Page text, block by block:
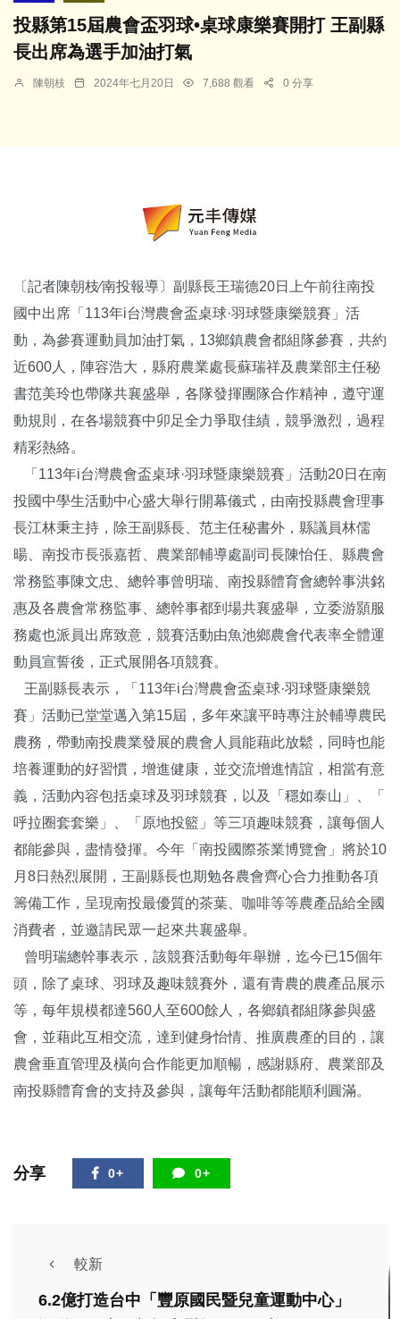
投縣第15屆農會盃羽球•桌球康樂賽開打 王副縣
長出席為選手加油打氣
陳朝枝 2024年七月20日 7,688 觀看 0 分享
〔記者陳朝枝∕南投報導〕副縣長王瑞德20日上午前往南投
國中出席「113年i台灣農會盃桌球·羽球暨康樂競賽」活
動，為參賽運動員加油打氣，13鄉鎮農會都組隊參賽，共約
近600人，陣容浩大，縣府農業處長蘇瑞祥及農業部主任秘
書范美玲也帶隊共襄盛舉，各隊發揮團隊合作精神，遵守運
動規則，在各場競賽中卯足全力爭取佳績，競爭激烈，過程
精彩熱絡。
「113年i台灣農會盃桌球·羽球暨康樂競賽」活動20日在南
投國中學生活動中心盛大舉行開幕儀式，由南投縣農會理事
長江林秉主持，除王副縣長、范主任秘書外，縣議員林儒
暘、南投市長張嘉哲、農業部輔導處副司長陳怡任、縣農會
常務監事陳文忠、總幹事曾明瑞、南投縣體育會總幹事洪銘
惠及各農會常務監事、總幹事都到場共襄盛舉，立委游顥服
務處也派員出席致意，競賽活動由魚池鄉農會代表率全體運
動員宣誓後，正式展開各項競賽。
王副縣長表示，「113年i台灣農會盃桌球·羽球暨康樂競
賽」活動已堂堂邁入第15屆，多年來讓平時專注於輔導農民
農務，帶動南投農業發展的農會人員能藉此放鬆，同時也能
培養運動的好習慣，增進健康，並交流增進情誼，相當有意
義，活動內容包括桌球及羽球競賽，以及「穩如泰山」、「
呼拉圈套套樂」、「原地投籃」等三項趣味競賽，讓每個人
都能參與，盡情發揮。今年「南投國際茶業博覽會」將於10
月8日熱烈展開，王副縣長也期勉各農會齊心合力推動各項
籌備工作，呈現南投最優質的茶葉、咖啡等等農產品給全國
消費者，並邀請民眾一起來共襄盛舉。
曾明瑞總幹事表示，該競賽活動每年舉辦，迄今已15個年
頭，除了桌球、羽球及趣味競賽外，還有青農的農產品展示
等，每年規模都達560人至600餘人，各鄉鎮都組隊參與盛
會，並藉此互相交流，達到健身怡情、推廣農產的目的，讓
農會垂直管理及橫向合作能更加順暢，感謝縣府、農業部及
南投縣體育會的支持及參與，讓每年活動都能順利圓滿。
分享 0+ 0+
較新
6.2億打造台中「豐原國民暨兒童運動中心」